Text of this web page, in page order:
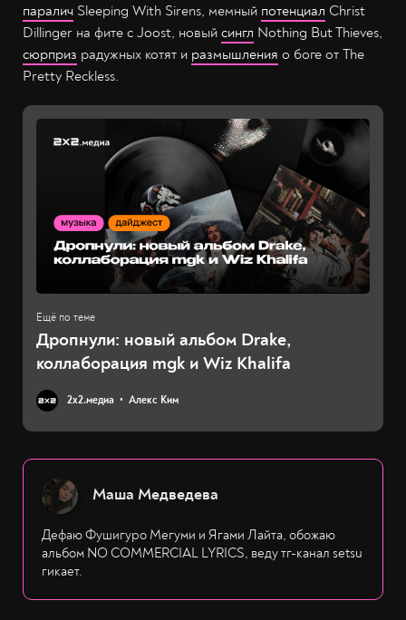
паралич Sleeping With Sirens, мемный потенциал Christ
Dillinger на фите с Joost, новый сингл Nothing But Thieves,
сюрприз радужных котят и размышления о боге от The
Pretty Reckless.
Дропнули: новый альбом Drake,
коллаборация mgk и Wiz Khalifa
2х2.медиа Алекс Ким
Маша Медведева
Дефаю Фушигуро Мегуми и Ягами Лайта, обожаю
альбом NO COMMERCIAL LYRICS, веду тг-канал setsu
гикает.